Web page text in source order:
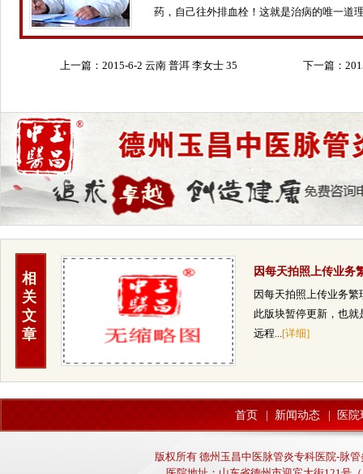
药，自己往外排血栓！这就是治病的唯一道
上一篇： 2015-6-2 云南 普洱 李女士 35
下一篇：
相
关
文
章
因每天拍照上传业务
琐，此版块暂
因每天拍照上传业务繁
此版块暂停更新，也就
远程...[详细]
首页 新闻动态 医
版权所有 德州玉昌中医脉管炎专科医院-脉